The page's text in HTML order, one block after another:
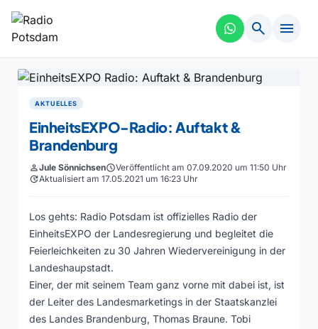
search menu
AKTUELLES
EinheitsEXPO-Radio: Auftakt &
Brandenburg
personJule SönnichsenscheduleVeröffentlicht am 07.09.2020 um 11:50 Uhr
updateAktualisiert am 17.05.2021 um 16:23 Uhr
Los gehts: Radio Potsdam ist offizielles Radio der
EinheitsEXPO der Landesregierung und begleitet die
Feierleichkeiten zu 30 Jahren Wiedervereinigung in der
Landeshaupstadt.
Einer, der mit seinem Team ganz vorne mit dabei ist, ist
der Leiter des Landesmarketings in der Staatskanzlei
des Landes Brandenburg, Thomas Braune. Tobi